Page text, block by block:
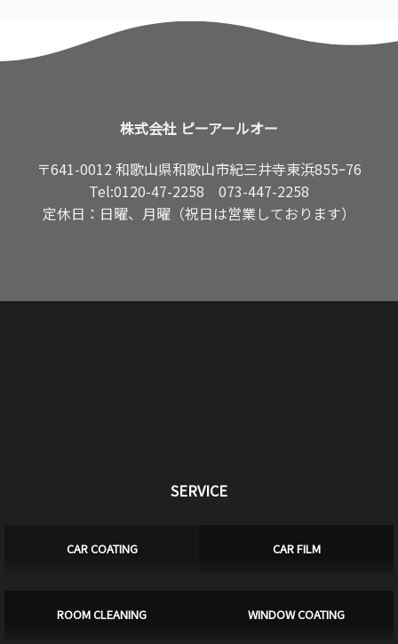
株式会社 ピーアールオー
〒641-0012 和歌山県和歌山市紀三井寺東浜855ｰ76
Tel:0120-47-2258
073-447-2258
定休日：日曜、月曜（祝日は営業しております）
SERVICE
CAR COATING CAR FILM
ROOM CLEANING WINDOW COATING